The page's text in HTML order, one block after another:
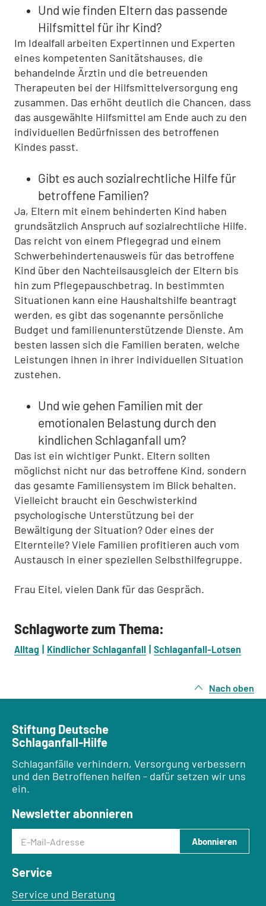
Und wie finden Eltern das passende
Hilfsmittel für ihr Kind?
Im Idealfall arbeiten Expertinnen und Experten
eines kompetenten Sanitätshauses, die
behandelnde Ärztin und die betreuenden
Therapeuten bei der Hilfsmittelversorgung eng
zusammen. Das erhöht deutlich die Chancen, dass
das ausgewählte Hilfsmittel am Ende auch zu den
individuellen Bedürfnissen des betroffenen
Kindes passt.
Gibt es auch sozialrechtliche Hilfe für
betroffene Familien?
Ja, Eltern mit einem behinderten Kind haben
grundsätzlich Anspruch auf sozialrechtliche Hilfe.
Das reicht von einem Pflegegrad und einem
Schwerbehindertenausweis für das betroffene
Kind über den Nachteilsausgleich der Eltern bis
hin zum Pflegepauschbetrag. In bestimmten
Situationen kann eine Haushaltshilfe beantragt
werden, es gibt das sogenannte persönliche
Budget und familienunterstützende Dienste. Am
besten lassen sich die Familien beraten, welche
Leistungen ihnen in ihrer individuellen Situation
zustehen.
Und wie gehen Familien mit der
emotionalen Belastung durch den
kindlichen Schlaganfall um?
Das ist ein wichtiger Punkt. Eltern sollten
möglichst nicht nur das betroffene Kind, sondern
das gesamte Familiensystem im Blick behalten.
Vielleicht braucht ein Geschwisterkind
psychologische Unterstützung bei der
Bewältigung der Situation? Oder eines der
Elternteile? Viele Familien profitieren auch vom
Austausch in einer speziellen Selbsthilfegruppe.
Frau Eitel, vielen Dank für das Gespräch.
Schlagworte zum Thema:
Alltag Kindlicher Schlaganfall Schlaganfall-Lotsen
Nach oben
Stiftung Deutsche
Schlaganfall-Hilfe
Schlaganfälle verhindern, Versorgung verbessern
und den Betroffenen helfen - dafür setzen wir uns
ein.
Newsletter abonnieren
E-Mail-Adresse
Abonnieren
Service
Service und Beratung